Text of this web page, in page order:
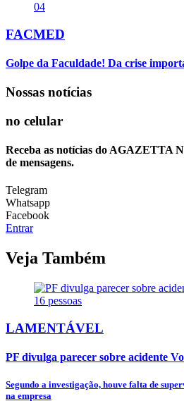
04
FACMED
Golpe da Faculdade! Da crise
Nossas notícias
no celular
Receba as notícias do AGAZETTA
de mensagens.
Telegram
Whatsapp
Facebook
Entrar
Veja Também
LAMENTÁVEL
PF divulga parecer sobre acidente
Segundo a investigação, houve falta de
na empresa